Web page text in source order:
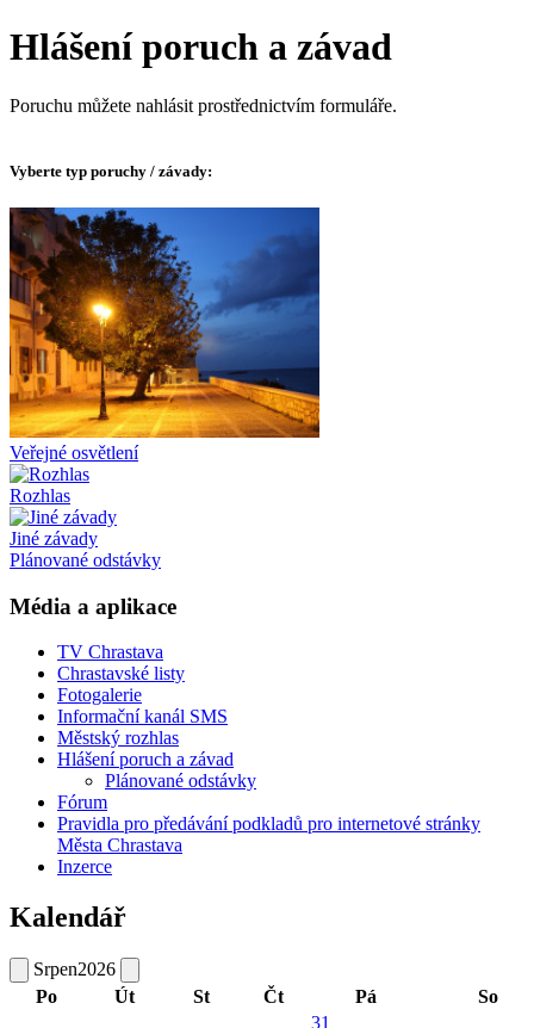
Hlášení poruch a závad
Poruchu můžete nahlásit prostřednictvím formuláře.
Vyberte typ poruchy / závady:
Veřejné osvětlení
Rozhlas
Jiné závady
Plánované odstávky
Média a aplikace
TV Chrastava
Chrastavské listy
Fotogalerie
Informační kanál SMS
Městský rozhlas
Hlášení poruch a závad
Plánované odstávky
Fórum
Pravidla pro předávání podkladů pro internetové stránky
Města Chrastava
Inzerce
Kalendář
Srpen2026
Po
Út St Čt Pá So
31